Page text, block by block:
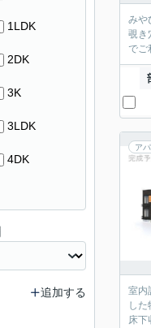
みや
覗き
でご
ア
室内
し
床下
1LDK
2DK
3K
3LDK
4DK
追加する